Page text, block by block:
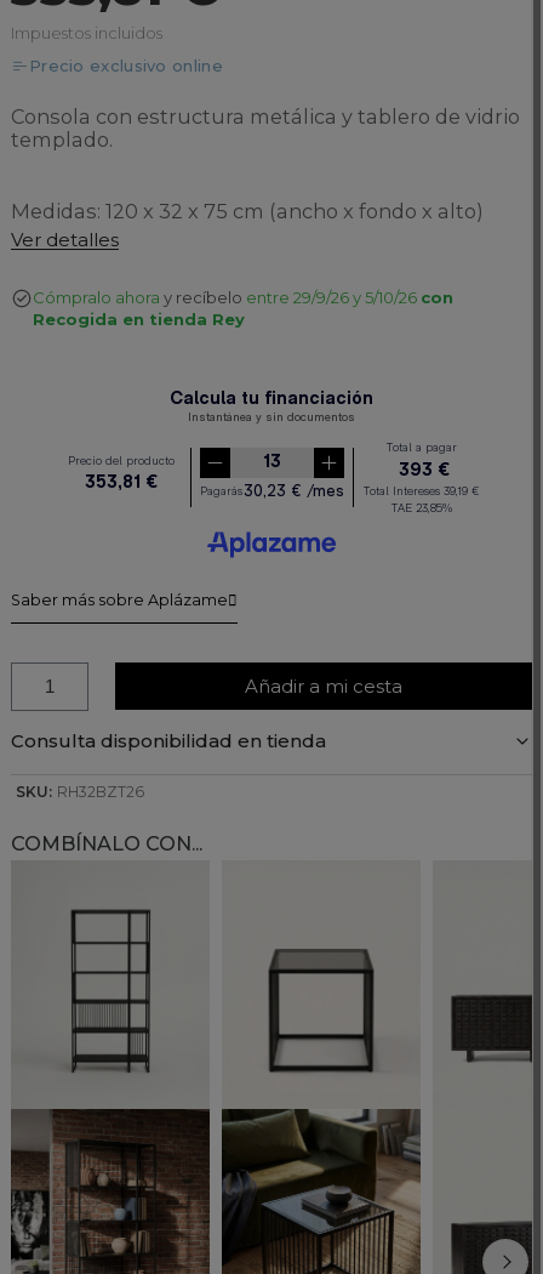
Impuestos incluidos
Precio exclusivo online
Consola con estructura metálica y tablero de vidrio
templado.
Medidas: 120 x 32 x 75 cm (ancho x fondo x alto)
Ver detalles
Cómpralo ahora y recíbelo entre 29/9/26 y 5/10/26 con
Recogida en tienda Rey
Saber más sobre Aplázame
Añadir a mi cesta
Consulta disponibilidad en tienda
SKU: RH32BZT26
COMBÍNALO CON...